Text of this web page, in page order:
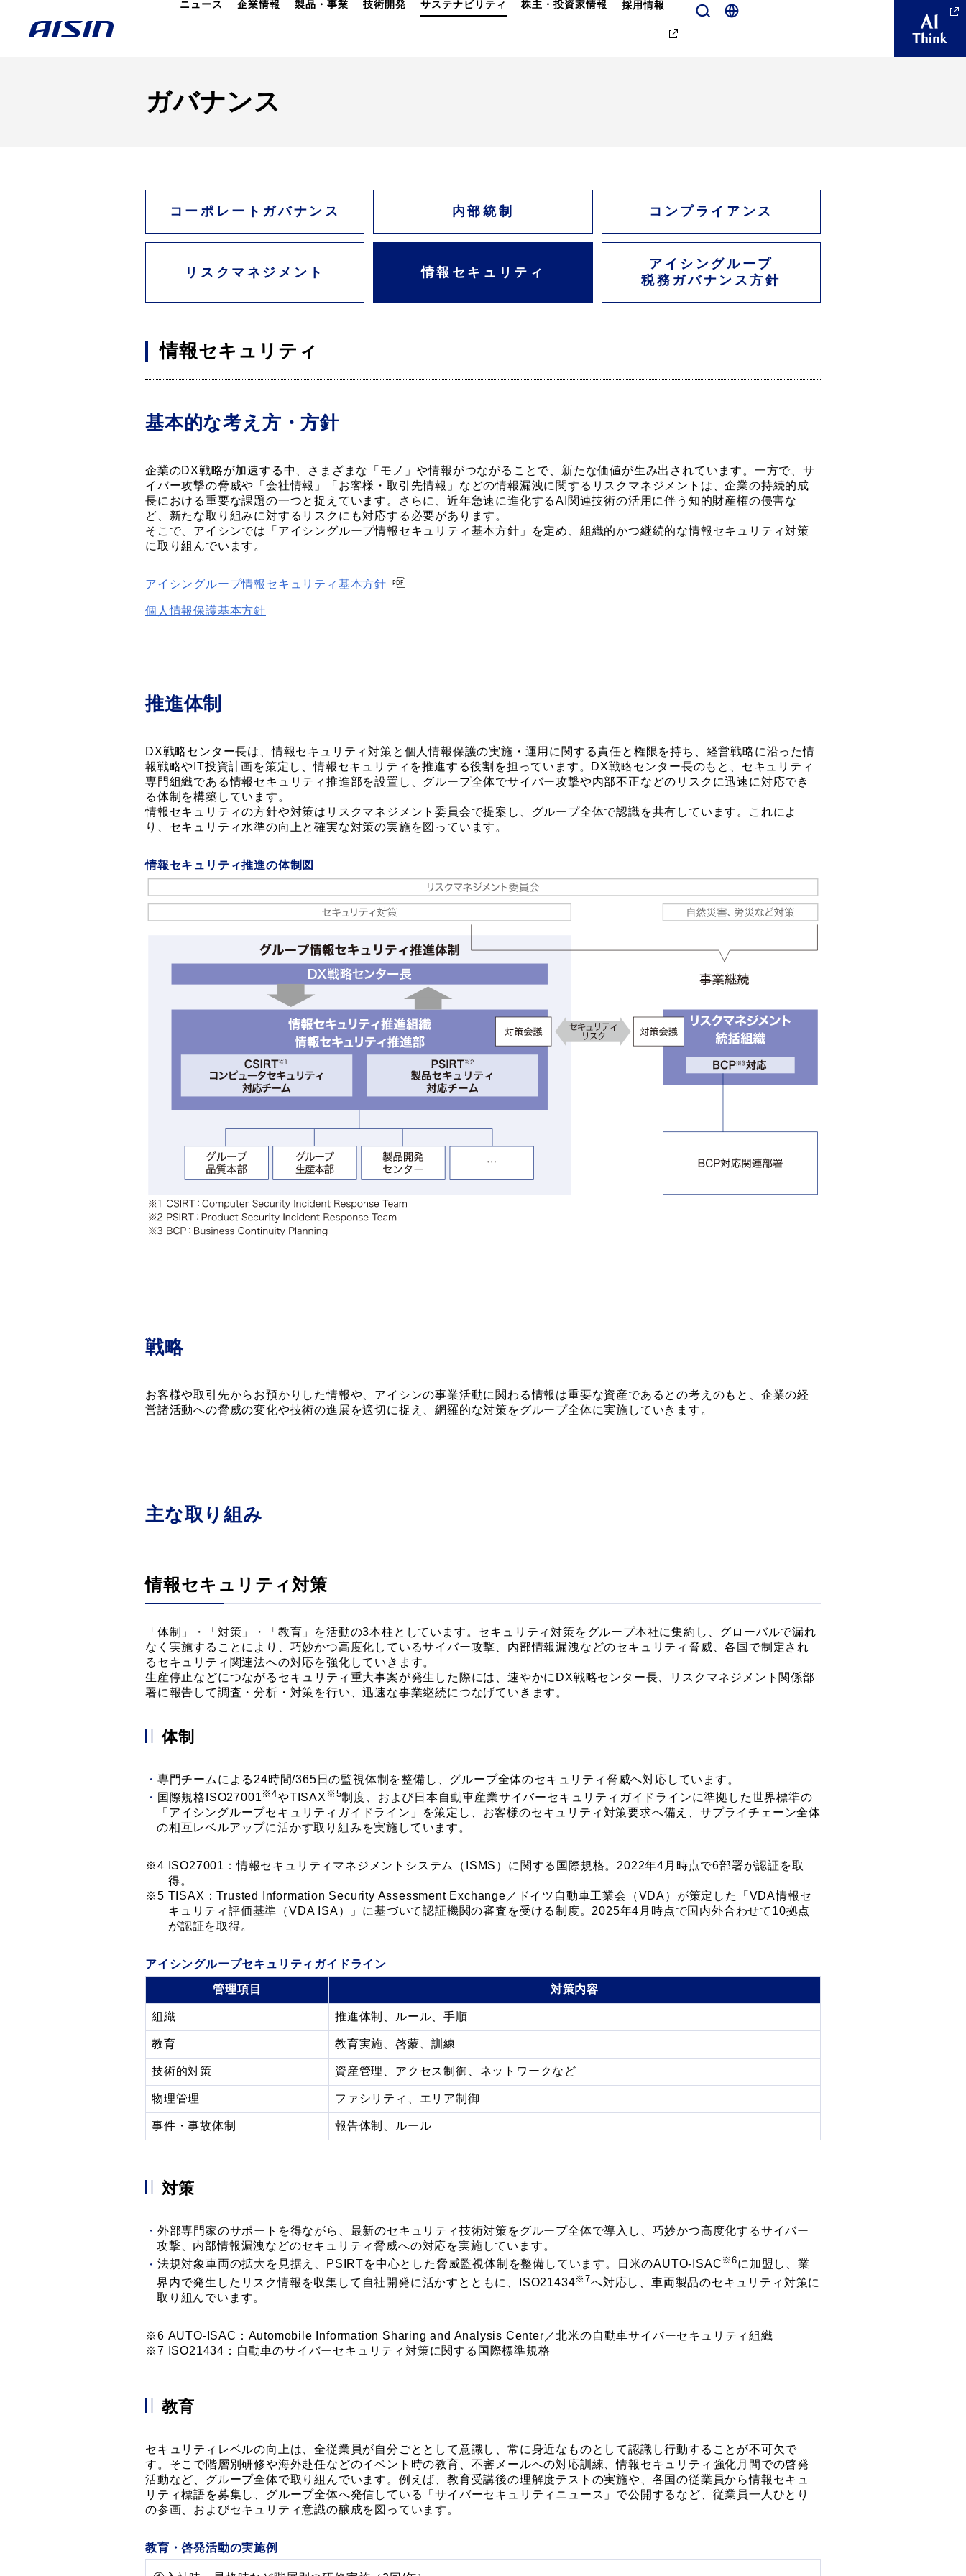
ニュース 企業情報 製品・事業 技術開発 サステナビリティ 株主・投資家情報 採用情報
ガバナンス
コーポレートガバナンス 内部統制 コンプライアンス
リスクマネジメント 情報セキュリティ
アイシングループ
税務ガバナンス方針
情報セキュリティ
基本的な考え方・方針
企業のDX戦略が加速する中、さまざまな「モノ」や情報がつながることで、新たな価値が生み出されています。一方で、サ
イバー攻撃の脅威や「会社情報」「お客様・取引先情報」などの情報漏洩に関するリスクマネジメントは、企業の持続的成
長における重要な課題の一つと捉えています。さらに、近年急速に進化するAI関連技術の活用に伴う知的財産権の侵害な
ど、新たな取り組みに対するリスクにも対応する必要があります。
そこで、アイシンでは「アイシングループ情報セキュリティ基本方針」を定め、組織的かつ継続的な情報セキュリティ対策
に取り組んでいます。
アイシングループ情報セキュリティ基本方針
個人情報保護基本方針
推進体制
DX戦略センター長は、情報セキュリティ対策と個人情報保護の実施・運用に関する責任と権限を持ち、経営戦略に沿った情
報戦略やIT投資計画を策定し、情報セキュリティを推進する役割を担っています。DX戦略センター長のもと、セキュリティ
専門組織である情報セキュリティ推進部を設置し、グループ全体でサイバー攻撃や内部不正などのリスクに迅速に対応でき
る体制を構築しています。
情報セキュリティの方針や対策はリスクマネジメント委員会で提案し、グループ全体で認識を共有しています。これによ
り、セキュリティ水準の向上と確実な対策の実施を図っています。
情報セキュリティ推進の体制図
戦略
お客様や取引先からお預かりした情報や、アイシンの事業活動に関わる情報は重要な資産であるとの考えのもと、企業の経
営諸活動への脅威の変化や技術の進展を適切に捉え、網羅的な対策をグループ全体に実施していきます。
主な取り組み
情報セキュリティ対策
「体制」・「対策」・「教育」を活動の3本柱としています。セキュリティ対策をグループ本社に集約し、グローバルで漏れ
なく実施することにより、巧妙かつ高度化しているサイバー攻撃、内部情報漏洩などのセキュリティ脅威、各国で制定され
るセキュリティ関連法への対応を強化していきます。
生産停止などにつながるセキュリティ重大事案が発生した際には、速やかにDX戦略センター長、リスクマネジメント関係部
署に報告して調査・分析・対策を行い、迅速な事業継続につなげていきます。
体制
専門チームによる24時間/365日の監視体制を整備し、グループ全体のセキュリティ脅威へ対応しています。
国際規格ISO27001※4やTISAX ※5制度、および日本自動車産業サイバーセキュリティガイドラインに準拠した世界標準の
「アイシングループセキュリティガイドライン」を策定し、お客様のセキュリティ対策要求へ備え、サプライチェーン全体
の相互レベルアップに活かす取り組みを実施しています。
ISO27001：情報セキュリティマネジメントシステム（ISMS）に関する国際規格。2022年4月時点で6部署が認証を取
得。
TISAX：Trusted Information Security Assessment Exchange／ドイツ自動車工業会（VDA）が策定した「VDA情報セ
キュリティ評価基準（VDA ISA）」に基づいて認証機関の審査を受ける制度。2025年4月時点で国内外合わせて10拠点
が認証を取得。
アイシングループセキュリティガイドライン
管理項目 対策内容
組織 推進体制、ルール、手順
教育 教育実施、啓蒙、訓練
技術的対策 資産管理、アクセス制御、ネットワークなど
物理管理 ファシリティ、エリア制御
事件・事故体制 報告体制、ルール
対策
外部専門家のサポートを得ながら、最新のセキュリティ技術対策をグループ全体で導入し、巧妙かつ高度化するサイバー
攻撃、内部情報漏洩などのセキュリティ脅威への対応を実施しています。
法規対象車両の拡大を見据え、PSIRTを中心とした脅威監視体制を整備しています。日米のAUTO-ISAC ※6に加盟し、業
界内で発生したリスク情報を収集して自社開発に活かすとともに、ISO21434※7へ対応し、車両製品のセキュリティ対策に
取り組んでいます。
AUTO-ISAC：Automobile Information Sharing and Analysis Center／北米の自動車サイバーセキュリティ組織
ISO21434：自動車のサイバーセキュリティ対策に関する国際標準規格
教育
セキュリティレベルの向上は、全従業員が自分ごととして意識し、常に身近なものとして認識し行動することが不可欠で
す。そこで階層別研修や海外赴任などのイベント時の教育、不審メールへの対応訓練、情報セキュリティ強化月間での啓発
活動など、グループ全体で取り組んでいます。例えば、教育受講後の理解度テストの実施や、各国の従業員から情報セキュ
リティ標語を募集し、グループ全体へ発信している「サイバーセキュリティニュース」で公開するなど、従業員一人ひとり
の参画、およびセキュリティ意識の醸成を図っています。
教育・啓発活動の実施例